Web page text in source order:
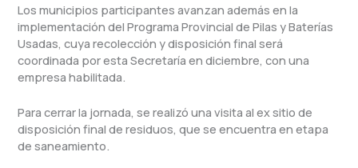
Los municipios participantes avanzan además en la
implementación del Programa Provincial de Pilas y Baterías
Usadas, cuya recolección y disposición final será
coordinada por esta Secretaría en diciembre, con una
empresa habilitada.
Para cerrar la jornada, se realizó una visita al ex sitio de
disposición final de residuos, que se encuentra en etapa
de saneamiento.